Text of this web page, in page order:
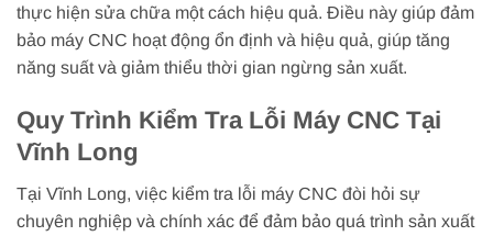
thực hiện sửa chữa một cách hiệu quả. Điều này giúp đảm
bảo máy CNC hoạt động ổn định và hiệu quả, giúp tăng
năng suất và giảm thiểu thời gian ngừng sản xuất.
Quy Trình Kiểm Tra Lỗi Máy CNC Tại
Vĩnh Long
Tại Vĩnh Long, việc kiểm tra lỗi máy CNC đòi hỏi sự
chuyên nghiệp và chính xác để đảm bảo quá trình sản xuất